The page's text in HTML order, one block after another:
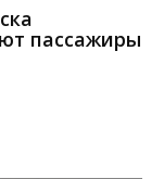
пассажиры